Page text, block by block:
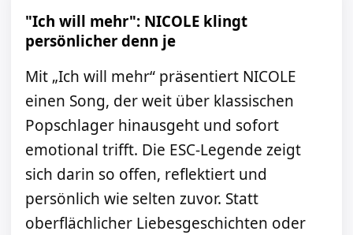
"Ich will mehr": NICOLE klingt
persönlicher denn je
Mit „Ich will mehr“ präsentiert NICOLE
einen Song, der weit über klassischen
Popschlager hinausgeht und sofort
emotional trifft. Die ESC-Legende zeigt
sich darin so offen, reflektiert und
persönlich wie selten zuvor. Statt
oberflächlicher Liebesgeschichten oder